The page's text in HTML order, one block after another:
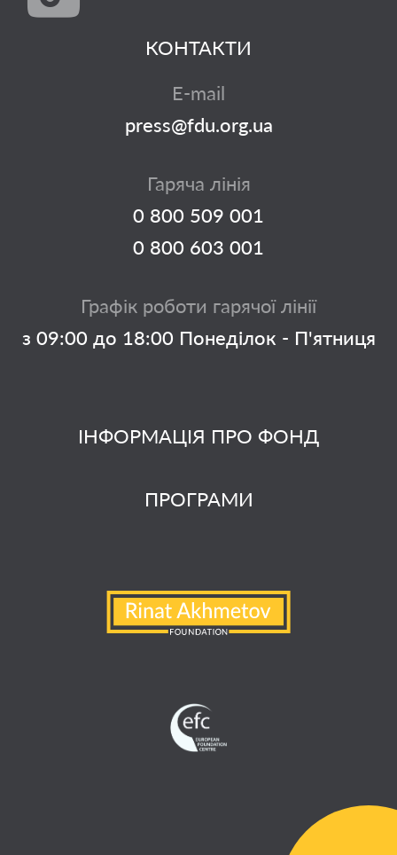
ІНФОРМАЦІЯ ПРО ФОНД
ПРОГРАМИ
КОНТАКТИ
E-mail
press@fdu.org.ua
Гаряча лінія
0 800 509 001
0 800 603 001
Графік роботи гарячої лінії
з 09:00 до 18:00 Понеділок - П'ятниця